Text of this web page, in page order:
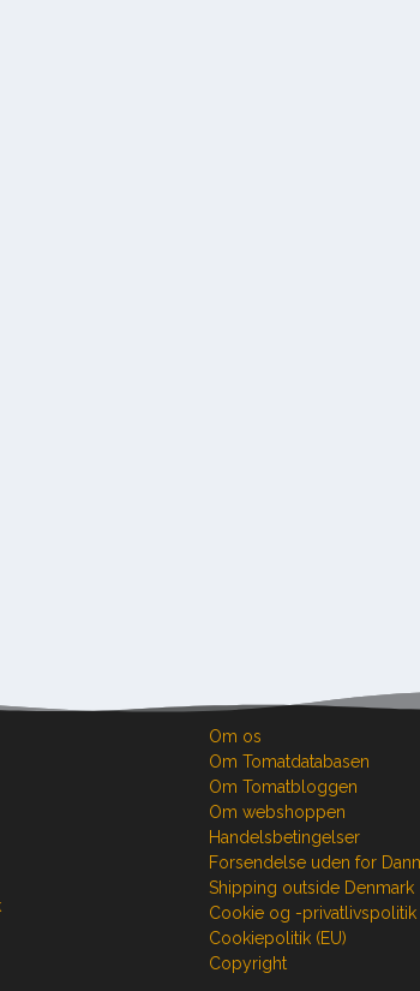
Om os
Om Tomatdatabasen
Om Tomatbloggen
Om webshoppen
Handelsbetingelser
Forsendelse uden for
Shipping outside Denmark
Cookie og -privatlivspolitik
Cookiepolitik (EU)
Copyright